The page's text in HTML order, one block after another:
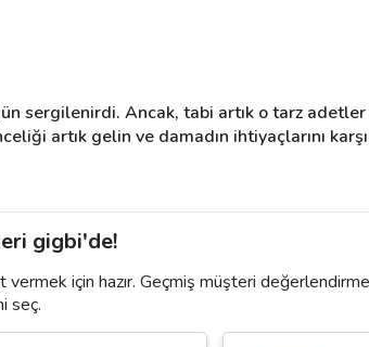
sergilenirdi. Ancak, tabi artık o tarz adetler
artık gelin ve damadın ihtiyaçlarını
gigbi'de!
için hazır. Geçmiş müşteri
seç.